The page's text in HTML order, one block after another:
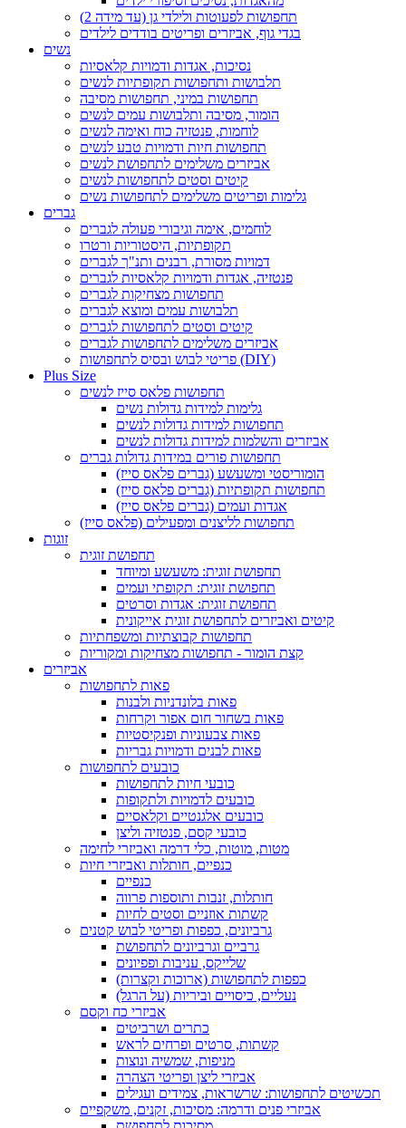
תחפושות לפעוטות ולילדי גן (עד מידה 2)
בגדי גוף, אביזרים ופריטים בודדים לילדים
נשים
נסיכות, אגדות ודמויות קלאסיות
תלבושות ותחפושות תקופתיות לנשים
תחפושות במיני, תחפושות מסיבה
הומור, מסיבה ותלבושות עמים לנשים
לוחמות, פנטזיה כוח ואימה לנשים
תחפושות חיות ודמויות טבע לנשים
אביזרים משלימים לתחפושת לנשים
קיטים וסטים לתחפושות לנשים
גלימות ופריטים משלימים לתחפושות נשים
גברים
לוחמים, אימה וגיבורי פעולה לגברים
תקופתיות, היסטוריות ורטרו
דמויות מסורת, רבנים ותנ"ך לגברים
פנטזיה, אגדות ודמויות קלאסיות לגברים
תחפושות מצחיקות לגברים
תלבושות עמים ומוצא לגברים
קיטים וסטים לתחפושות לגברים
אביזרים משלימים לתחפושות לגברים
פריטי לבוש ובסיס לתחפושות (DIY)
Plus Size
תחפושות פלאס סייז לנשים
גלימות למידות גדולות נשים
תחפושות למידות גדולות לנשים
אביזרים והשלמות למידות גדולות לנשים
תחפושות פורים במידות גדולות גברים
הומוריסטי ומשעשע (גברים פלאס סייז)
תחפושות תקופתיות (גברים פלאס סייז)
אגדות ועמים (גברים פלאס סייז)
תחפושות לליצנים ומפעילים (פלאס סייז)
זוגות
תחפושת זוגית
תחפושת זוגית: משעשע ומיוחד
תחפושת זוגית: תקופתי ועמים
תחפושת זוגית: אגדות וסרטים
קיטים ואביזרים לתחפושת זוגית אייקונית
תחפושות קבוצתיות ומשפחתיות
קצת הומור - תחפושות מצחיקות ומקוריות
אביזרים
פאות לתחפושות
פאות בלונדניות ולבנות
פאות בשחור חום אפור וקרחות
פאות צבעוניות ופנקיסטיות
פאות לבנים ודמויות גבריות
כובעים לתחפושות
כובעי חיות לתחפושות
כובעים לדמויות ולתקופות
כובעים אלגנטיים וקלאסיים
כובעי קסם, פנטזיה וליצן
מטות, מוטות, כלי דרמה ואביזרי לחימה
כנפיים, חותלות ואביזרי חיות
כנפיים
חותלות, זנבות ותוספות פרווה
קשתות אוזניים וסטים לחיות
גרביונים, כפפות ופריטי לבוש קטנים
גרביים וגרביונים לתחפושת
שלייקס, עניבות ופפיונים
כפפות לתחפושות (ארוכות וקצרות)
נעליים, כיסויים וביריות (על הרגל)
אביזרי כח וקסם
כתרים ושרביטים
קשתות, סרטים ופרחים לראש
מניפות, שמשיה ונוצות
אביזרי ליצן ופריטי הצהרה
תכשיטים לתחפושות: שרשראות, צמידים ועגילים
אביזרי פנים ודרמה: מסיכות, זקנים, משקפיים